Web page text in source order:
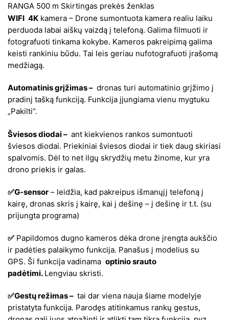
WIFI 4K kamera – Drone sumontuota kamera realiu laiku
perduoda labai aiškų vaizdą į telefoną. Galima filmuoti ir
fotografuoti tinkama kokybe. Kameros pakreipimą galima
keisti rankiniu būdu. Tai leis geriau nufotografuoti įrašomą
medžiagą.
Automatinis grįžimas – dronas turi automatinio grįžimo į
pradinį tašką funkciją. Funkcija įjungiama vienu mygtuku
„Pakilti“.
Šviesos diodai – ant kiekvienos rankos sumontuoti
šviesos diodai. Priekiniai šviesos diodai ir tiek daug skiriasi
spalvomis. Dėl to net ilgų skrydžių metu žinome, kur yra
drono priekis ir galas.
✅G-sensor – leidžia, kad pakreipus išmanųjį telefoną į
kairę, dronas skris į kairę, kai į dešinę – į dešinę ir t.t. (su
prijungta programa)
✅ Papildomos dugno kameros dėka drone įrengta aukščio
ir padėties palaikymo funkcija. Panašus į modelius su
GPS. Ši funkcija vadinama optinio srauto
padėtimi. Lengviau skristi.
✅Gestų režimas – tai dar viena nauja šiame modelyje
pristatyta funkcija. Parodęs atitinkamus rankų gestus,